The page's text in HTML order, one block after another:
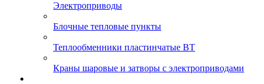
Электроприводы
Блочные тепловые пункты
Теплообменники пластинчатые ВТ
Краны шаровые и затворы с электроприводами